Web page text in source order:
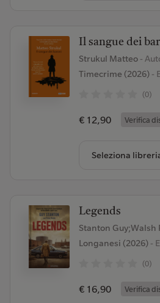
Il sangue dei
Strukul Matteo -
Timecrime (2026)-
(0)
€ 12,90 Verifica
Seleziona
Legends
Stanton Guy;Walsh
Longanesi (2026)-
(0)
€ 16,90 Verifica